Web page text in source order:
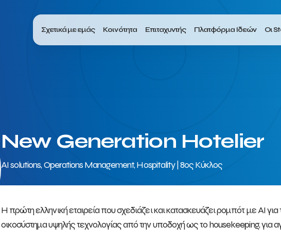
Σχετικά με εμάς Κοινότητα Επιταχυντής Πλατφόρμα Ιδεών Οι
New Generation Hotelier
AI solutions, Operations Management, Hospitality | 8ος Κύκλος
Η πρώτη ελληνική εταιρεία που σχεδιάζει και κατασκευάζει ρομπότ με AI
οικοσύστημα υψηλής τεχνολογίας από την υποδοχή ως το housekeeping, για